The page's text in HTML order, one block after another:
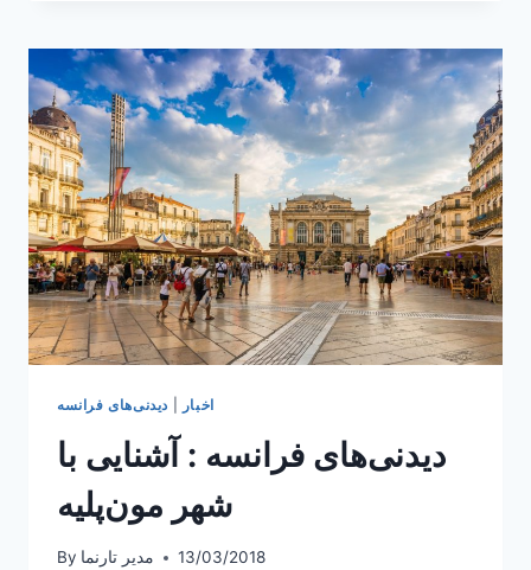
پاریس
اخبار دیدنی‌های فرانسه
دیدنی‌های فرانسه : آشنایی با
شهر مون‌پلیه
By مدیر تارنما 13/03/2018